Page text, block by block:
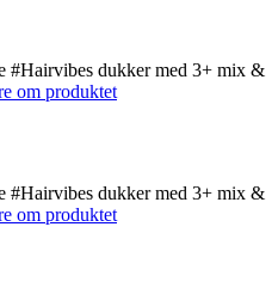
#Hairvibes dukker med 3+ mix &
om produktet
#Hairvibes dukker med 3+ mix &
om produktet